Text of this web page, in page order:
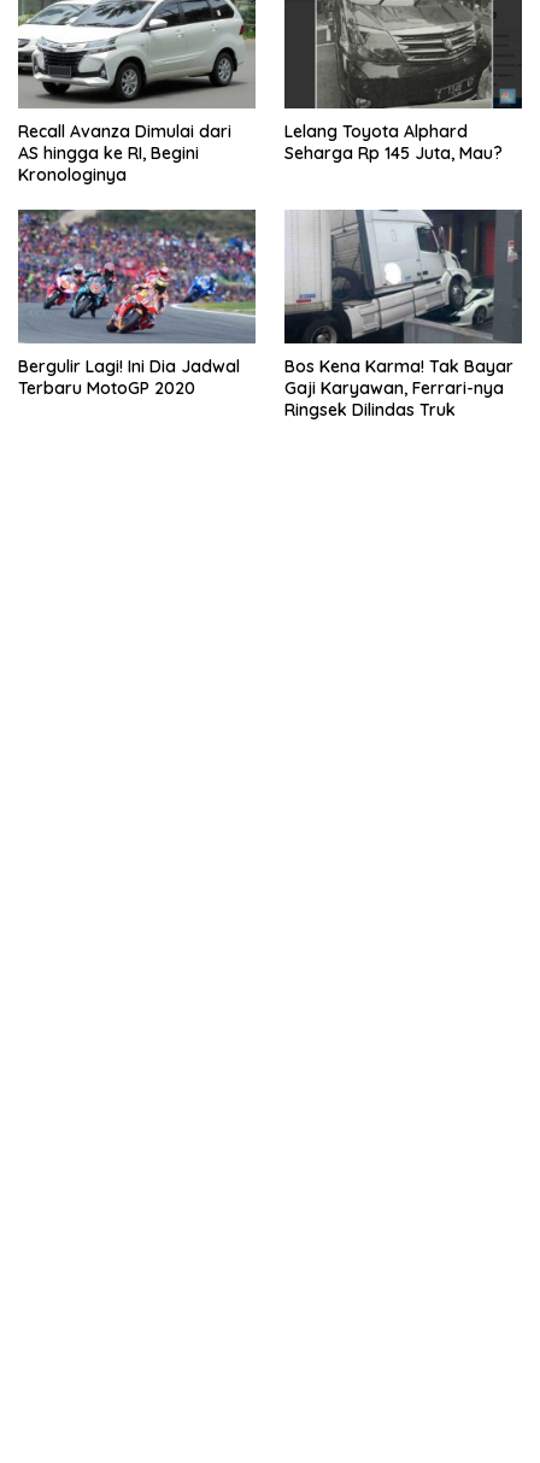
Recall Avanza Dimulai dari
AS hingga ke RI, Begini
Kronologinya
Lelang Toyota Alphard
Seharga Rp 145 Juta, Mau?
Bergulir Lagi! Ini Dia Jadwal
Terbaru MotoGP 2020
Bos Kena Karma! Tak Bayar
Gaji Karyawan, Ferrari-nya
Ringsek Dilindas Truk